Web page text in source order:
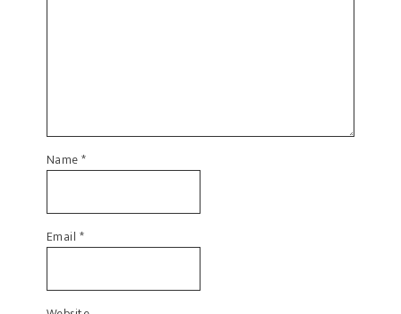
Name*
Email *